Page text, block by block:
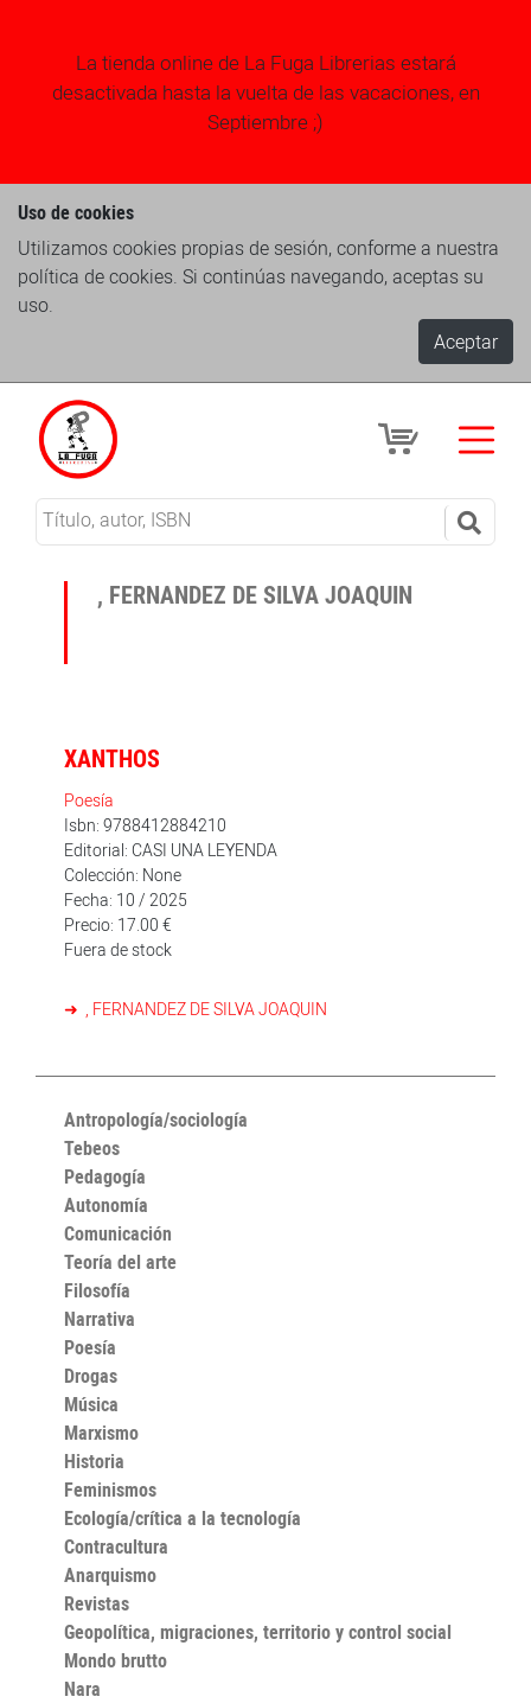
La tienda online de La Fuga Librerias estará
desactivada hasta la vuelta de las vacaciones, en
Septiembre ;)
Uso de cookies
Utilizamos cookies propias de sesión, conforme a nuestra
política de cookies. Si continúas navegando, aceptas su
uso.
Aceptar
, FERNANDEZ DE SILVA JOAQUIN
XANTHOS
Poesía
Isbn: 9788412884210
Editorial: CASI UNA LEYENDA
Colección: None
Fecha: 10 / 2025
Precio: 17.00 €
Fuera de stock
, FERNANDEZ DE SILVA JOAQUIN
Antropología/sociología
Tebeos
Pedagogía
Autonomía
Comunicación
Teoría del arte
Filosofía
Narrativa
Poesía
Drogas
Música
Marxismo
Historia
Feminismos
Ecología/crítica a la tecnología
Contracultura
Anarquismo
Revistas
Geopolítica, migraciones, territorio y control social
Mondo brutto
Nara